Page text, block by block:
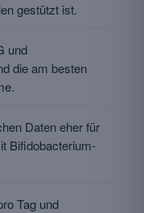
gestützt ist.
und
die am besten
Daten eher für
Bifidobacterium-
Tag und